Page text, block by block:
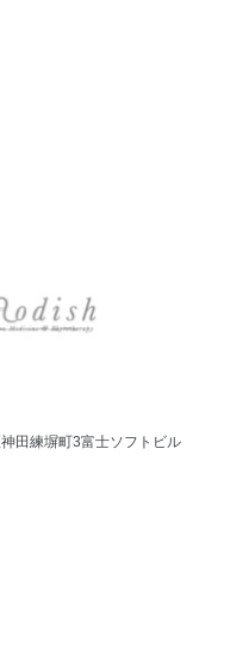
田練塀町3富士ソフトビル